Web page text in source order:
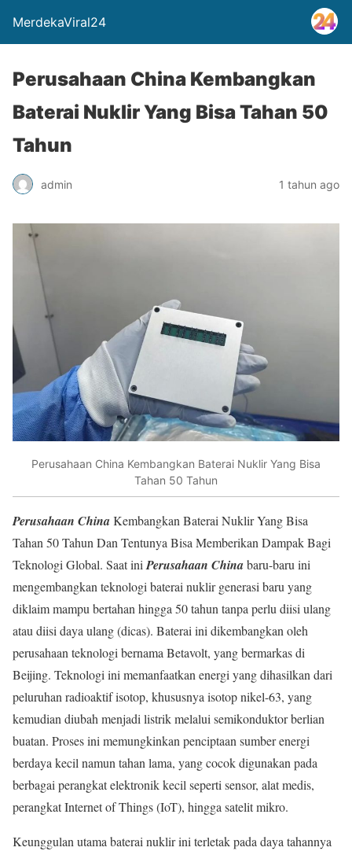
MerdekaViral24
Perusahaan China Kembangkan
Baterai Nuklir Yang Bisa Tahan 50
Tahun
admin 1 tahun ago
Perusahaan China Kembangkan Baterai Nuklir Yang Bisa
Tahan 50 Tahun
Perusahaan ChinaKembangkan Baterai Nuklir Yang Bisa
Tahan 50 Tahun Dan Tentunya Bisa Memberikan Dampak Bagi
Teknologi Global. Saat ini Perusahaan Chinabaru-baru ini
mengembangkan teknologi baterai nuklir generasi baru yang
diklaim mampu bertahan hingga 50 tahun tanpa perlu diisi ulang
atau diisi daya ulang (dicas). Baterai ini dikembangkan oleh
perusahaan teknologi bernama Betavolt, yang bermarkas di
Beijing. Teknologi ini memanfaatkan energi yang dihasilkan dari
peluruhan radioaktif isotop, khususnya isotop nikel-63, yang
kemudian diubah menjadi listrik melalui semikonduktor berlian
buatan. Proses ini memungkinkan penciptaan sumber energi
berdaya kecil namun tahan lama, yang cocok digunakan pada
berbagai perangkat elektronik kecil seperti sensor, alat medis,
perangkat Internet of Things (IoT), hingga satelit mikro.
Keunggulan utama baterai nuklir ini terletak pada daya tahannya